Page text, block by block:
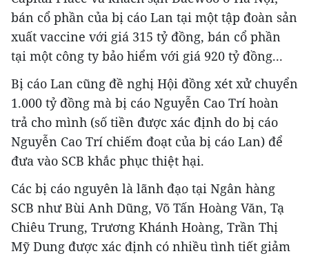
bán cổ phần của bị cáo Lan tại một tập đoàn sản
xuất vaccine với giá 315 tỷ đồng, bán cổ phần
tại một công ty bảo hiểm với giá 920 tỷ đồng...
Bị cáo Lan cũng đề nghị Hội đồng xét xử chuyển
1.000 tỷ đồng mà bị cáo Nguyễn Cao Trí hoàn
trả cho mình (số tiền được xác định do bị cáo
Nguyễn Cao Trí chiếm đoạt của bị cáo Lan) để
đưa vào SCB khắc phục thiệt hại.
Các bị cáo nguyên là lãnh đạo tại Ngân hàng
SCB như Bùi Anh Dũng, Võ Tấn Hoàng Văn, Tạ
Chiêu Trung, Trương Khánh Hoàng, Trần Thị
Mỹ Dung được xác định có nhiều tình tiết giảm